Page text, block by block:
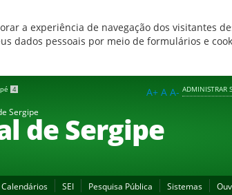
a experiência de navegação dos visitantes
dados pessoais por meio de formulários e
4 ADMINISTRAR
A+ A A-
Sergipe
de Sergipe
Calendários SEI Pesquisa Pública Sistemas